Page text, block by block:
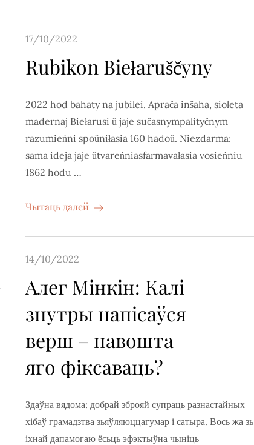
Posted
17/10/2022
Rubikon Biełaruščyny
2022 hod bahaty na jubilei. Aprača inšaha, sioleta
madernaj Biełarusi ŭ jaje sučasnympalityčnym
razumieńni spoŭniłasia 160 hadoŭ. Niezdarma:
sama ideja jaje ŭtvareńniasfarmavałasia vosieńniu
1862 hodu …
Чытаць далей
Posted
14/10/2022
Алег Мінкін: Калі
знутры напісаўся
верш – навошта
яго фіксаваць?
Здаўна вядома: добрай зброяй супраць разнастайных
хібаў грамадзтва зьяўляюццагумар і сатыра. Вось жа зь
іхнай дапамогаю ёсьць эфэктыўна чыніць